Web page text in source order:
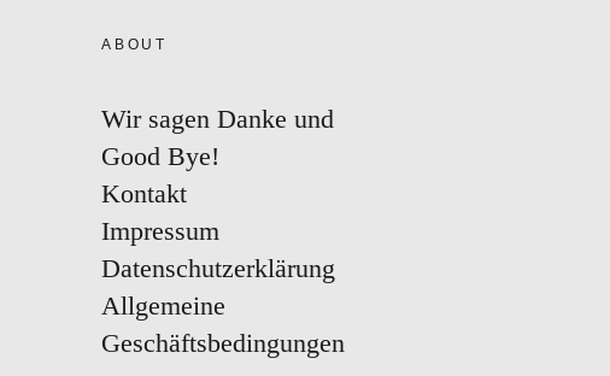
ABOUT
Wir sagen Danke und
Good Bye!
Kontakt
Impressum
Datenschutzerklärung
Allgemeine
Geschäftsbedingungen